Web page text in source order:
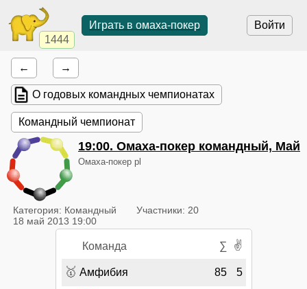
1444
Войти
Играть в омаха-покер
← →
О годовых командных чемпионатах
Командный чемпионат
19:00. Омаха-покер командный, Май
Омаха-покер pl
Категория: Командный
Участники: 20
18 май 2013 19:00
Команда ∑ ✌
🥇 Амфибия 85 5